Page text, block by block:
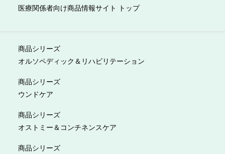
医療関係者向け商品情報サイト トップ
商品シリーズ
オルソペディック＆リハビリテーション
商品シリーズ
ウンドケア
商品シリーズ
オストミー＆コンチネンスケア
商品シリーズ